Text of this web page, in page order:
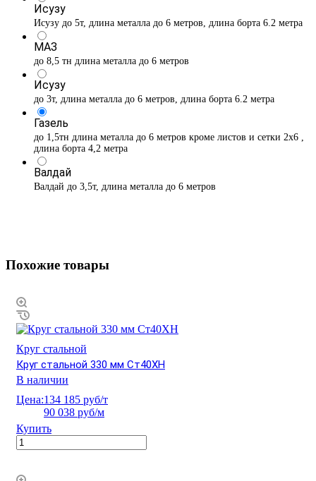
Исузу
Исузу до 5т, длина металла до 6 метров, длина борта 6.2 метра
МАЗ
до 8,5 тн длина металла до 6 метров
Исузу
до 3т, длина металла до 6 метров, длина борта 6.2 метра
Газель
до 1,5тн длина металла до 6 метров кроме листов и сетки 2х6 ,
длина борта 4,2 метра
Валдай
Валдай до 3,5т, длина металла до 6 метров
Похожие товары
Круг стальной
Круг стальной 330 мм Ст40ХН
В наличии
Цена:134 185 руб/т
90 038 руб/м
Купить